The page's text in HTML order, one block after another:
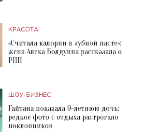
КРАСОТА
«Считала калории в зубной пасте»:
жена Алека Болдуина рассказала о
РПП
ШОУ-БИЗНЕС
Гайтана показала 9-летнюю дочь:
редкое фото с отдыха растрогало
поклонников